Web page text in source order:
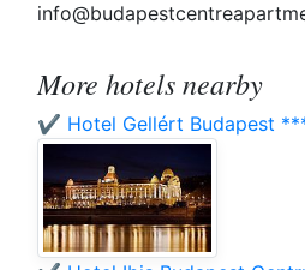
More hotels nearby
✔️ Hotel Gellért Budapest